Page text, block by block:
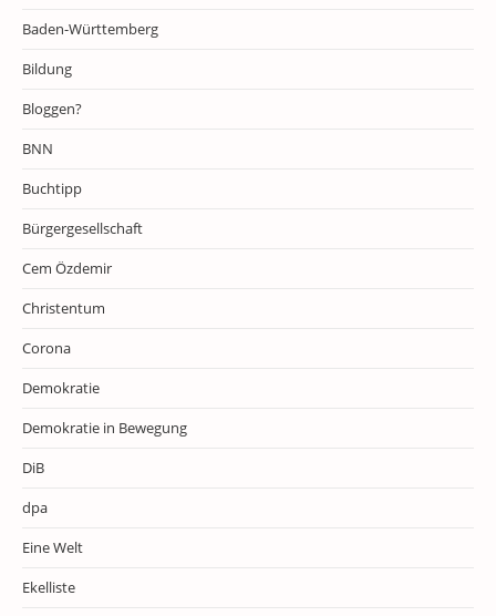
Baden-Württemberg
Bildung
Bloggen?
BNN
Buchtipp
Bürgergesellschaft
Cem Özdemir
Christentum
Corona
Demokratie
Demokratie in Bewegung
DiB
dpa
Eine Welt
Ekelliste